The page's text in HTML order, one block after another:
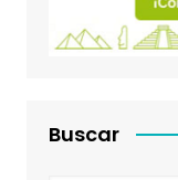
Buscar